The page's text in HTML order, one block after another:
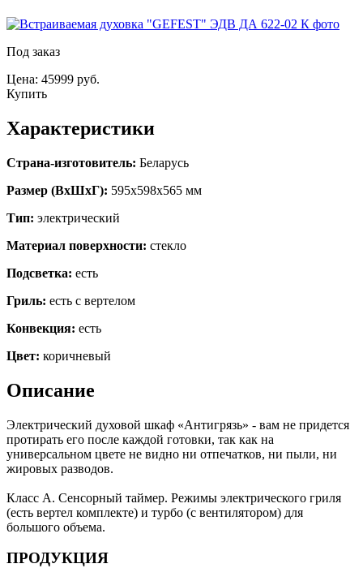
Под заказ
Цена: 45999 руб.
Купить
Характеристики
Страна-изготовитель: Беларусь
Размер (ВхШхГ): 595х598х565 мм
Тип: электрический
Материал поверхности: стекло
Подсветка: есть
Гриль: есть с вертелом
Конвекция: есть
Цвет: коричневый
Описание
Электрический духовой шкаф «Антигрязь» - вам не придется
протирать его после каждой готовки, так как на
универсальном цвете не видно ни отпечатков, ни пыли, ни
жировых разводов.
Класс А. Сенсорный таймер. Режимы электрического гриля
(есть вертел комплекте) и турбо (с вентилятором) для
большого объема.
ПРОДУКЦИЯ